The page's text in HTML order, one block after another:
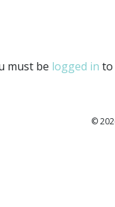
must be logged in to
©